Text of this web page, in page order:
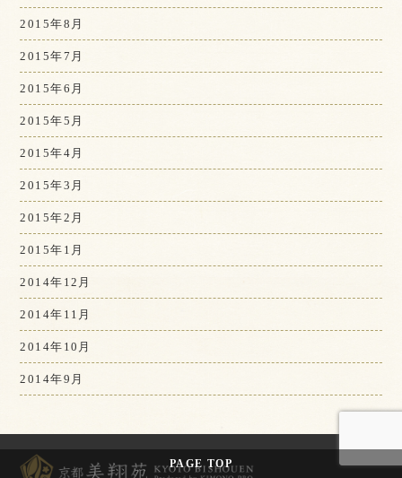
PAGETOP
2015年8月
2015年7月
2015年6月
2015年5月
2015年4月
2015年3月
2015年2月
2015年1月
2014年12月
2014年11月
2014年10月
2014年9月